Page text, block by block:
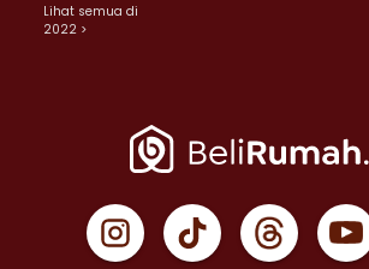
Lihat semua di
2022 >